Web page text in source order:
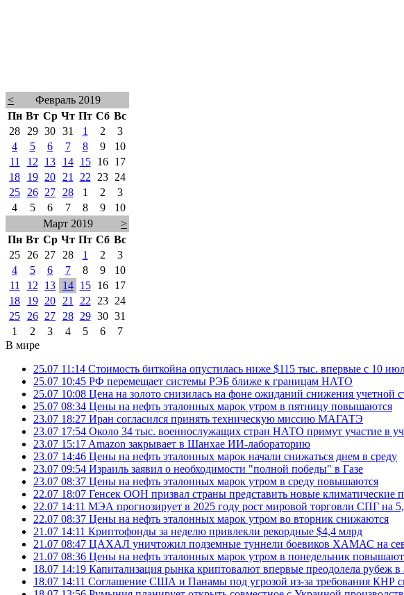
<
Февраль 2019
Пн Вт Ср Чт Пт Сб Вс
28
29 30 31 1 2
3
4
5 6 7 8 9
10
11
12 13 14 15 16
17
18
19 20 21 22 23
24
25
26 27 28 1 2
3
4
5 6 7 8 9
10
Март 2019
>
Пн Вт Ср Чт Пт Сб Вс
25
26 27 28 1 2
3
4
5 6 7 8 9
10
11
12 13 14 15 16
17
18
19 20 21 22 23
24
25
26 27 28 29 30 31
1
2 3 4 5 6
7
В мире
25.07 11:14 Стоимость биткойна опустилась ниже $115 тыс. впервые с 10
25.07 10:45 РФ перемещает системы РЭБ ближе к границам НАТО
25.07 10:08 Цена на золото снизилась на фоне ожиданий снижения
25.07 08:34 Цены на нефть эталонных марок утром в пятницу повышаются
23.07 18:27 Иран согласился принять техническую миссию МАГАТЭ
23.07 17:54 Около 34 тыс. военнослужащих стран НАТО примут участие в
23.07 15:17 Amazon закрывает в Шанхае ИИ-лабораторию
23.07 14:46 Цены на нефть эталонных марок начали снижаться днем в среду
23.07 09:54 Израиль заявил о необходимости "полной победы" в Газе
23.07 08:37 Цены на нефть эталонных марок утром в среду повышаются
22.07 18:07 Генсек ООН призвал страны представить новые климатические
22.07 14:11 МЭА прогнозирует в 2025 году рост мировой торговли СПГ на
22.07 08:37 Цены на нефть эталонных марок утром во вторник снижаются
21.07 14:11 Криптофонды за неделю привлекли рекордные $4,4 млрд
21.07 08:47 ЦАХАЛ уничтожил подземные туннели боевиков ХАМАС на
21.07 08:36 Цены на нефть эталонных марок утром в понедельник
18.07 14:19 Капитализация рынка криптовалют впервые преодолела рубеж в
18.07 14:11 Соглашение США и Панамы под угрозой из-за требования КНР